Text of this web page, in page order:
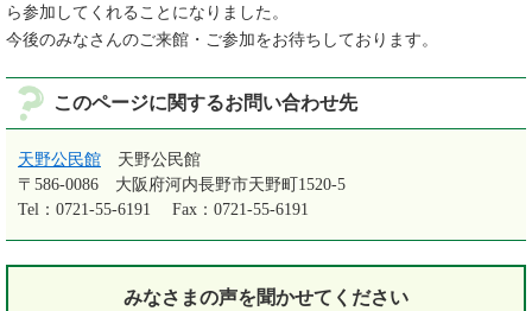
ら参加してくれることになりました。
今後のみなさんのご来館・ご参加をお待ちしております。
このページに関するお問い合わせ先
天野公民館
天野公民館
〒586-0086
大阪府河内長野市天野町1520-5
Tel：0721-55-6191
Fax：0721-55-6191
みなさまの声を聞かせてください